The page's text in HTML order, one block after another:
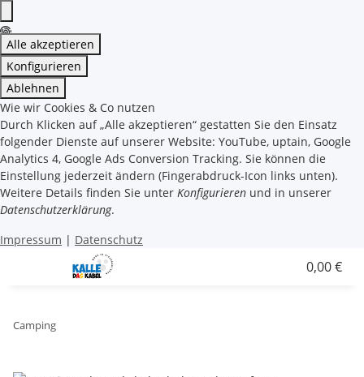
Alle akzeptieren
Konfigurieren
Ablehnen
Wie wir Cookies & Co nutzen
Durch Klicken auf „Alle akzeptieren“ gestatten Sie den Einsatz
folgender Dienste auf unserer Website: YouTube, uptain, Google
Analytics 4, Google Ads Conversion Tracking. Sie können die
Einstellung jederzeit ändern (Fingerabdruck-Icon links unten).
Weitere Details finden Sie unter Konfigurieren und in unserer
Datenschutzerklärung.
Impressum | Datenschutz
0,00 €
Camping